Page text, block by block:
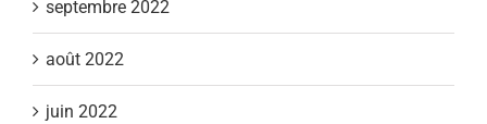
septembre 2022
août 2022
juin 2022